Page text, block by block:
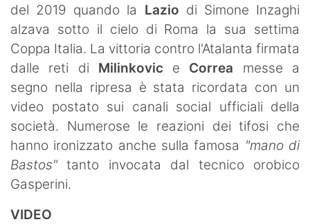
del 2019 quando la Lazio di Simone Inzaghi
alzava sotto il cielo di Roma la sua settima
Coppa Italia. La vittoria contro l'Atalanta firmata
dalle reti di Milinkovic e Correa messe a
segno nella ripresa è stata ricordata con un
video postato sui canali social ufficiali della
società. Numerose le reazioni dei tifosi che
hanno ironizzato anche sulla famosa "mano di
Bastos" tanto invocata dal tecnico orobico
Gasperini.
VIDEO